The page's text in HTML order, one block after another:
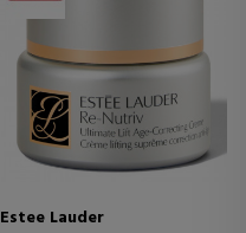
Estee Lauder